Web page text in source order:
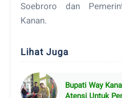
Soebroro dan
Kanan.
Lihat Juga
Bupati Way
Atensi Untuk